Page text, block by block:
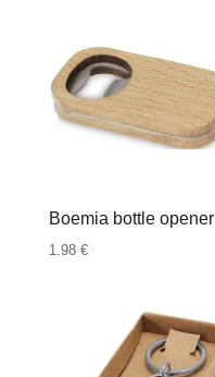
Boemia bottle opener
1.98 €